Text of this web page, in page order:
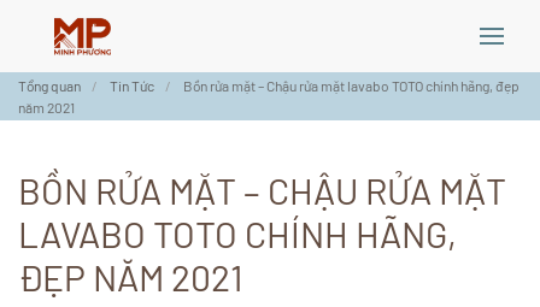
Skip
to
content
Tổng quan Tin Tức
Bồn rửa mặt – Chậu rửa mặt lavabo TOTO chính hãng, đẹp
năm 2021
BỒN RỬA MẶT – CHẬU RỬA MẶT
LAVABO TOTO CHÍNH HÃNG,
ĐẸP NĂM 2021